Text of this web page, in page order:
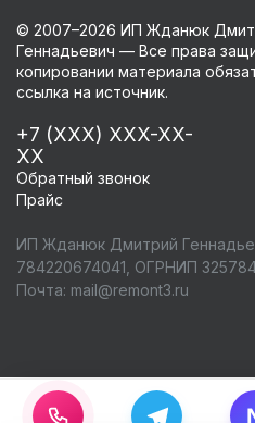
© 2007–2026 ИП Жданюк
Геннадьевич — Все права
копировании материала
ссылка на источник.
+7 (XXX) XXX-XX-
XX
Обратный звонок
Прайс
ИП Жданюк Дмитрий
784220674041, ОГРНИП
Почта: mail@remont3.ru